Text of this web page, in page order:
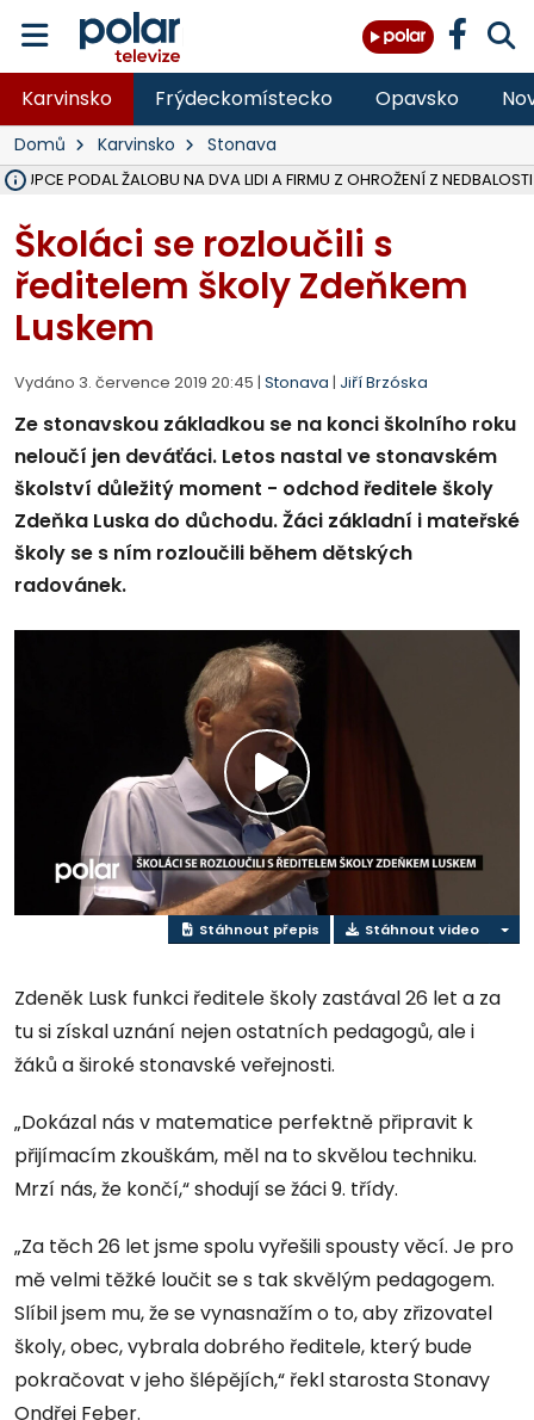
Karvinsko Frýdeckomístecko Opavsko
Domů Karvinsko Stonava
NA SLEZSKÉ HARTĚ PŘIBYLO SINIC, VODA MÁ HORŠÍ KVALITU,
Školáci se rozloučili s
ředitelem školy Zdeňkem
Luskem
Vydáno 3. července 2019 20:45 | Stonava | Jiří Brzóska
Ze stonavskou základkou se na konci školního roku
neloučí jen deváťáci. Letos nastal ve stonavském
školství důležitý moment - odchod ředitele školy
Zdeňka Luska do důchodu. Žáci základní i mateřské
školy se s ním rozloučili během dětských
radovánek.
Přehrát
video
Stáhnout přepis Stáhnout video
Zdeněk Lusk funkci ředitele školy zastával 26 let a za
tu si získal uznání nejen ostatních pedagogů, ale i
žáků a široké stonavské veřejnosti.
„Dokázal nás v matematice perfektně připravit k
přijímacím zkouškám, měl na to skvělou techniku.
Mrzí nás, že končí,“ shodují se žáci 9. třídy.
„Za těch 26 let jsme spolu vyřešili spousty věcí. Je pro
mě velmi těžké loučit se s tak skvělým pedagogem.
Slíbil jsem mu, že se vynasnažím o to, aby zřizovatel
školy, obec, vybrala dobrého ředitele, který bude
pokračovat v jeho šlépějích,“ řekl starosta Stonavy
Ondřej Feber.